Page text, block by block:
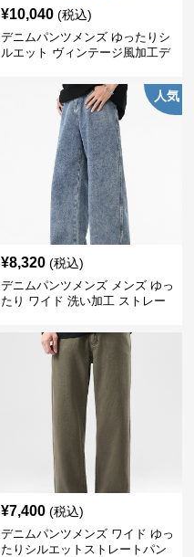
¥10,040 (税込)
デニムパンツメンズ ゆったりシ
ルエット ヴィンテージ風加工デ
人気
¥8,320 (税込)
デニムパンツメンズ メンズ ゆっ
たり ワイド 洗い加工 ストレー
¥7,400 (税込)
デニムパンツメンズ ワイド ゆっ
たりシルエットストレートパン